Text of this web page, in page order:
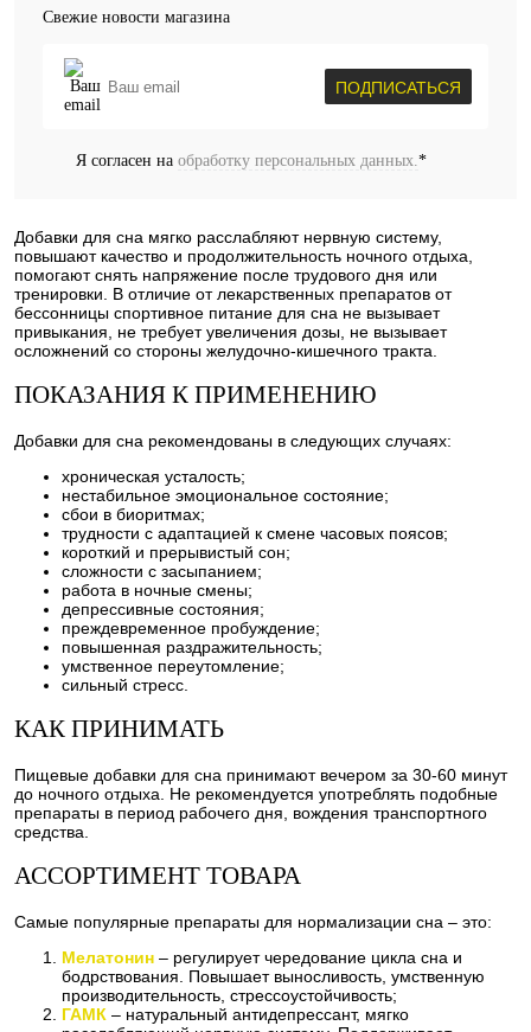
Свежие новости магазина
ПОДПИСАТЬСЯ
Я согласен на обработку персональных данных. *
Добавки для сна мягко расслабляют нервную систему,
повышают качество и продолжительность ночного отдыха,
помогают снять напряжение после трудового дня или
тренировки. В отличие от лекарственных препаратов от
бессонницы спортивное питание для сна не вызывает
привыкания, не требует увеличения дозы, не вызывает
осложнений со стороны желудочно-кишечного тракта.
ПОКАЗАНИЯ К ПРИМЕНЕНИЮ
Добавки для сна рекомендованы в следующих случаях:
хроническая усталость;
нестабильное эмоциональное состояние;
сбои в биоритмах;
трудности с адаптацией к смене часовых поясов;
короткий и прерывистый сон;
сложности с засыпанием;
работа в ночные смены;
депрессивные состояния;
преждевременное пробуждение;
повышенная раздражительность;
умственное переутомление;
сильный стресс.
КАК ПРИНИМАТЬ
Пищевые добавки для сна принимают вечером за 30-60 минут
до ночного отдыха. Не рекомендуется употреблять подобные
препараты в период рабочего дня, вождения транспортного
средства.
АССОРТИМЕНТ ТОВАРА
Самые популярные препараты для нормализации сна – это:
Мелатонин – регулирует чередование цикла сна и
бодрствования. Повышает выносливость, умственную
производительность, стрессоустойчивость;
ГАМК – натуральный антидепрессант, мягко